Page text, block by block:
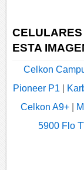
ESTA
Celkon
Pioneer P1
Celkon A9+
5900 Flo